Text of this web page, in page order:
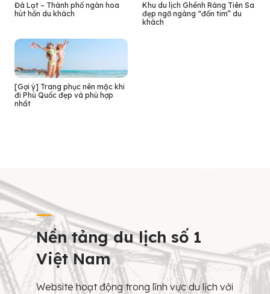
Đà Lạt – Thành phố ngàn hoa
hút hồn du khách
Khu du lịch Ghềnh Ráng Tiên Sa
đẹp ngỡ ngàng “đốn tim” du
khách
[Gợi ý] Trang phục nên mặc khi
đi Phú Quốc đẹp và phù hợp
nhất
Nền tảng du lịch số 1
Việt Nam
Website hoạt động trong lĩnh vực du lịch với